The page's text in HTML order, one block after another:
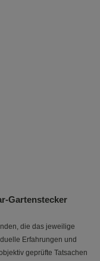
Gartenstecker
die das jeweilige
Erfahrungen und
geprüfte Tatsachen